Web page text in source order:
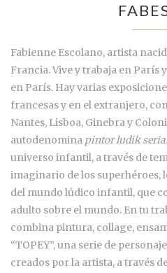
Fabienne Escolano, artista
Francia. Vive y trabaja en París
en París. Hay varias
francesas y en el extranjero,
Nantes, Lisboa, Ginebra y
autodenomina pintor ludik
universo infantil, a través de
imaginario de los superhéroes,
del mundo lúdico infantil, que
adulto sobre el mundo. En tu
combina pintura, collage,
“TOPEY”, una serie de
creados por la artista, a través